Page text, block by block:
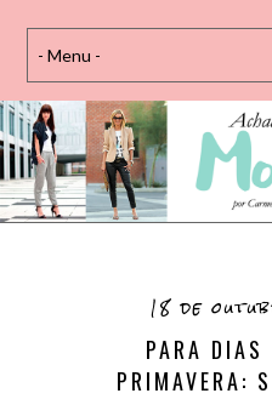
18 de
PARA DIAS
PRIMAVERA: